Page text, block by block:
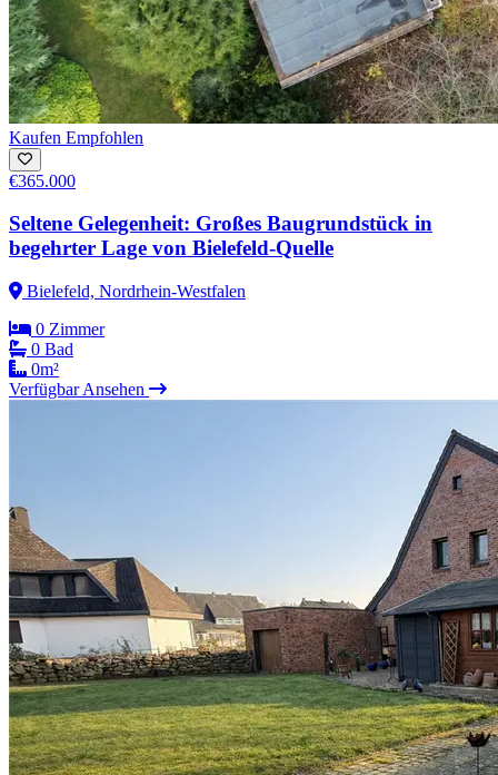
Kaufen Empfohlen
€365.000
Seltene Gelegenheit: Großes Baugrundstück in
begehrter Lage von Bielefeld-Quelle
Bielefeld, Nordrhein-Westfalen
0 Zimmer
0 Bad
0m²
VerfügbarAnsehen